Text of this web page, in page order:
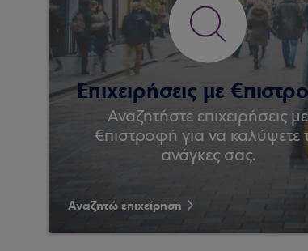
Επιχειρήσεις με
Αναζητήστε επιχειρήσεις με
€πιστροφή για να καλύψετε
ανάγκες σας.
Αναζητώ επιχείρηση